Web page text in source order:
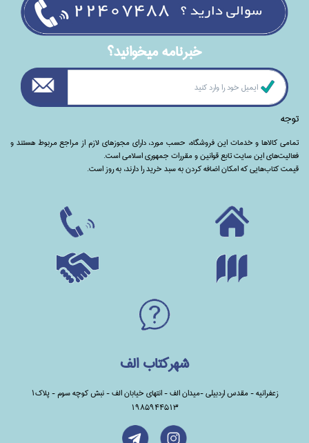
خبرنامه ميخوانيد؟
توجه
تمامی‌ کالاها و خدمات این فروشگاه، حسب مورد،‌ دارای مجوزهای لازم از مراجع مربوط هستند ‌و‌‌
فعالیت‌های این سایت تابع قوانین و مقررات جمهوری اسلامی است.
قیمت کتاب‌هایی که امکان اضافه کردن به سبد خرید را دارند،‌ به روز است.
شهرکتاب الف
زعفرانیه - مقدس اردبیلی -میدان الف - انتهای خیابان الف - نبش کوچه سوم - پلاک1
1985944513